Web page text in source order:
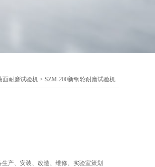
面耐磨试验机 > SZM-200新钢轮耐磨试验机
产、安装、改造、维修、实验室策划